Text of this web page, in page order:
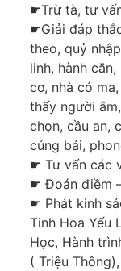
☛Trừ tà, tư
☛Giải đáp
theo, quỷ
linh, hành
cơ, nhà có
thấy người
chọn, cầu an,
cúng bái,
☛ Tư vấn các
☛ Đoán điềm
☛ Phát kinh
Tinh Hoa Yếu
Học, Hành
( Triệu